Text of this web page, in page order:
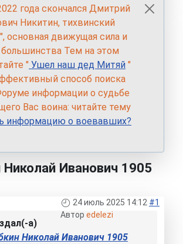
года скончался Дмитрий
Никитин, тихвинский
основная движущая сила и
Тем на этом
" Ушел наш дед Митяй "
способ поиска
информации о судьбе
Вас воина: читайте тему
информацию о воевавших?
Иванович 1905
24 июль 2025 14:12 #1
Автор edelezi
а)
Николай Иванович 1905